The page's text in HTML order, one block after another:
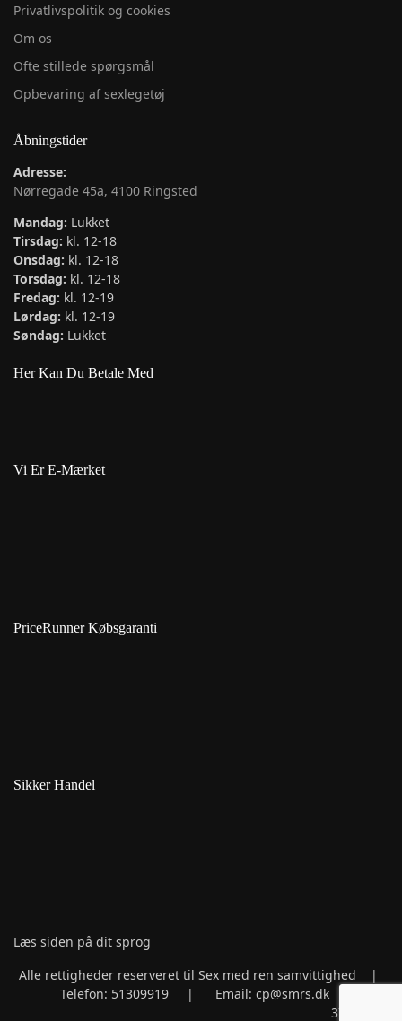
Privatlivspolitik og cookies
Om os
Ofte stillede spørgsmål
Opbevaring af sexlegetøj
Åbningstider
Adresse:
Nørregade 45a, 4100 Ringsted
Mandag: Lukket
Tirsdag: kl. 12-18
Onsdag: kl. 12-18
Torsdag: kl. 12-18
Fredag: kl. 12-19
Lørdag: kl. 12-19
Søndag: Lukket
Her Kan Du Betale Med
Vi Er E-Mærket
PriceRunner Købsgaranti
Sikker Handel
Læs siden på dit sprog
Alle rettigheder reserveret til Sex med ren samvittighed |
Telefon: 51309919 | Email: cp@smrs.dk | CVR:
37998133